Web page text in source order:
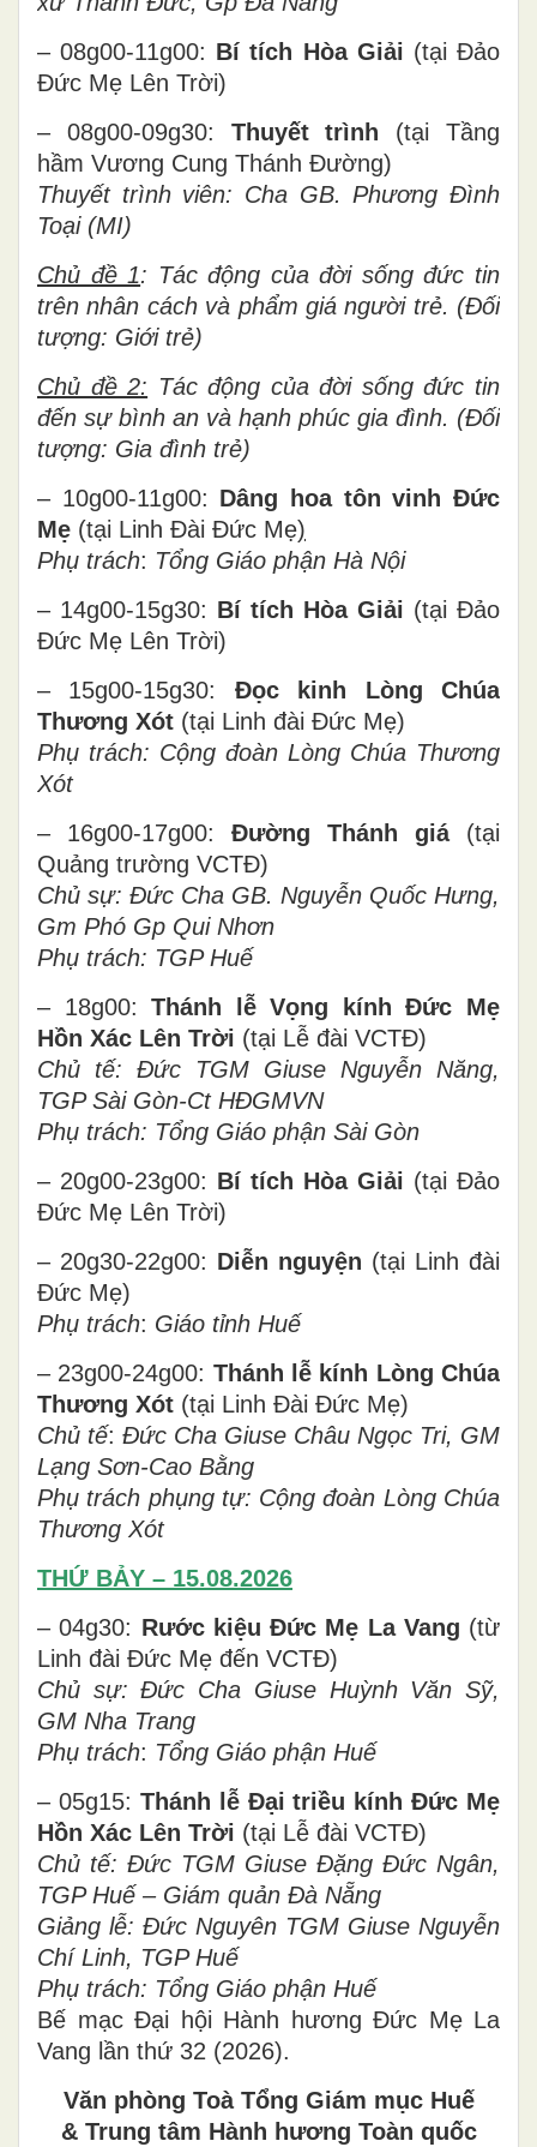
– 08g00-11g00: Bí tích Hòa Giải (tại Đảo
Đức Mẹ Lên Trời)
– 08g00-09g30: Thuyết trình (tại Tầng
hầm Vương Cung Thánh Đường)
Thuyết trình viên: Cha GB. Phương Đình
Toại (MI)
Chủ đề 1: Tác động của đời sống đức tin
trên nhân cách và phẩm giá người trẻ. (Đối
tượng: Giới trẻ)
Chủ đề 2: Tác động của đời sống đức tin
đến sự bình an và hạnh phúc gia đình. (Đối
tượng: Gia đình trẻ)
– 10g00-11g00: Dâng hoa tôn vinh Đức
Mẹ (tại Linh Đài Đức Mẹ)
Phụ trách: Tổng Giáo phận Hà Nội
– 14g00-15g30: Bí tích Hòa Giải (tại Đảo
Đức Mẹ Lên Trời)
– 15g00-15g30: Đọc kinh Lòng Chúa
Thương Xót (tại Linh đài Đức Mẹ)
Phụ trách: Cộng đoàn Lòng Chúa Thương
Xót
– 16g00-17g00: Đường Thánh giá(tại
Quảng trường VCTĐ)
Chủ sự: Đức Cha GB. Nguyễn Quốc Hưng,
Gm Phó Gp Qui Nhơn
Phụ trách: TGP Huế
– 18g00:Thánh lễ Vọng kính Đức Mẹ
Hồn Xác Lên Trời (tại Lễ đài VCTĐ)
Chủ tế: Đức TGM Giuse Nguyễn Năng,
TGP Sài Gòn-Ct HĐGMVN
Phụ trách: Tổng Giáo phận Sài Gòn
– 20g00-23g00: Bí tích Hòa Giải (tại Đảo
Đức Mẹ Lên Trời)
– 20g30-22g00: Diễn nguyện (tại Linh đài
Đức Mẹ)
Phụ trách: Giáo tỉnh Huế
– 23g00-24g00: Thánh lễ kính Lòng Chúa
Thương Xót (tại Linh Đài Đức Mẹ)
Chủ tế: Đức Cha Giuse Châu Ngọc Tri, GM
Lạng Sơn-Cao Bằng
Phụ trách phụng tự: Cộng đoàn Lòng Chúa
Thương Xót
THỨ BẢY – 15.08.2026
– 04g30: Rước kiệu Đức Mẹ La Vang (từ
Linh đài Đức Mẹ đến VCTĐ)
Chủ sự: Đức Cha Giuse Huỳnh Văn Sỹ,
GM Nha Trang
Phụ trách: Tổng Giáo phận Huế
– 05g15: Thánh lễ Đại triều kính Đức Mẹ
Hồn Xác Lên Trời (tại Lễ đài VCTĐ)
Chủ tế: Đức TGM Giuse Đặng Đức Ngân,
TGP Huế – Giám quản Đà Nẵng
Giảng lễ: Đức Nguyên TGM Giuse Nguyễn
Chí Linh, TGP Huế
Phụ trách: Tổng Giáo phận Huế
Bế mạc Đại hội Hành hương Đức Mẹ La
Vang lần thứ 32 (2026).
Văn phòng Toà Tổng Giám mục Huế
& Trung tâm Hành hương Toàn quốc